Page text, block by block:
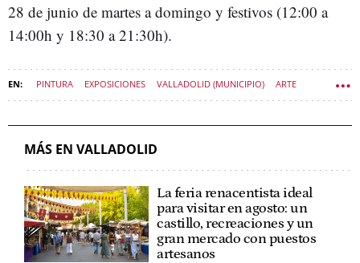
28 de junio de martes a domingo y festivos (12:00 a
14:00h y 18:30 a 21:30h).
PINTURA EXPOSICIONES VALLADOLID (MUNICIPIO) ARTE
MÁS EN VALLADOLID
La feria renacentista ideal
para visitar en agosto: un
castillo, recreaciones y un
gran mercado con puestos
artesanos